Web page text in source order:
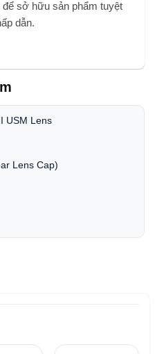
sở hữu sản phẩm tuyệt
dẫn.
USM Lens
Lens Cap)